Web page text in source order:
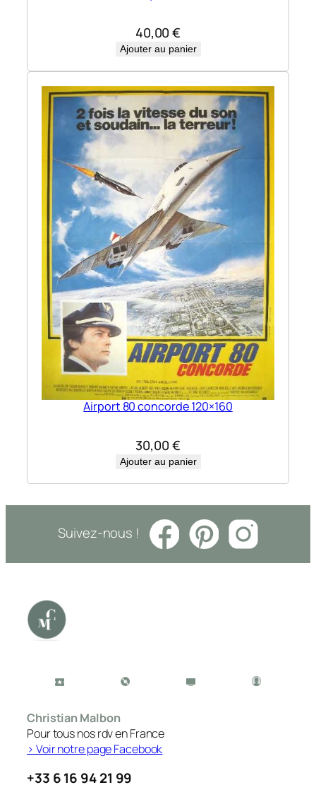
40,00€
Ajouter au panier
Airport 80 concorde 120×160
30,00 €
Ajouter au panier
Suivez-nous !
Christian Malbon
Pour tous nos rdv en France
> Voir notre page Facebook
+33 6 16 94 21 99